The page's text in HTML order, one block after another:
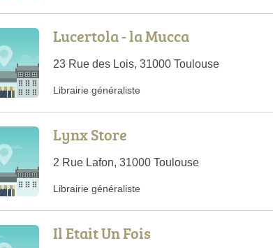
Lucertola - la Mucca
23 Rue des Lois, 31000 Toulouse
Librairie généraliste
Lynx Store
2 Rue Lafon, 31000 Toulouse
Librairie généraliste
Il Etait Un Fois